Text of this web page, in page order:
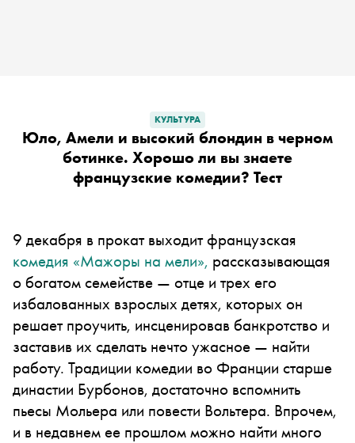
КУЛЬТУРА
Юло, Амели и высокий блондин в черном
ботинке. Хорошо ли вы знаете
французские комедии? Тест
9 декабря в прокат выходит французская
комедия «Мажоры на мели», рассказывающая
о богатом семействе — отце и трех его
избалованных взрослых детях, которых он
решает проучить, инсценировав банкротство и
заставив их сделать нечто ужасное — найти
работу. Традиции комедии во Франции старше
династии Бурбонов, достаточно вспомнить
пьесы Мольера или повести Вольтера. Впрочем,
и в недавнем ее прошлом можно найти много